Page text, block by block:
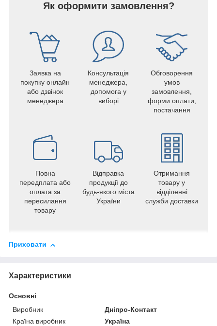
Як оформити замовлення?
Заявка на
покупку онлайн
або дзвінок
менеджера
Консультація
менеджера,
допомога у
виборі
Обговорення
умов
замовлення,
форми оплати,
постачання
Повна
передплата або
оплата за
пересилання
товару
Відправка
продукції до
будь-якого міста
України
Отримання
товару у
відділенні
служби доставки
Приховати
Характеристики
Основні
Виробник
Дніпро-Контакт
Країна виробник
Україна